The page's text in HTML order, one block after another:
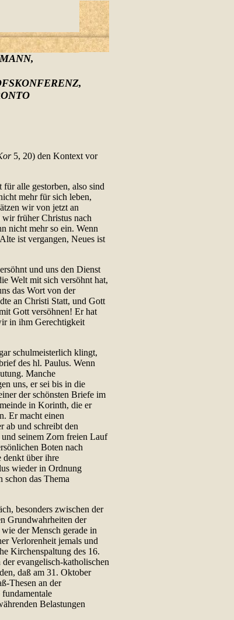
5, 20) den Kontext vor
alle gestorben, also sind
mehr für sich leben,
wir von jetzt an
früher Christus nach
nicht mehr so ein. Wenn
ist vergangen, Neues ist
und uns den Dienst
Welt mit sich versöhnt hat,
das Wort von der
an Christi Statt, und Gott
Gott versöhnen! Er hat
in ihm Gerechtigkeit
schulmeisterlich klingt,
des hl. Paulus. Wenn
Manche
uns, er sei bis in die
der schönsten Briefe im
in Korinth, die er
Er macht einen
ab und schreibt den
seinem Zorn freien Lauf
Boten nach
über ihre
wieder in Ordnung
das Thema
besonders zwischen der
Grundwahrheiten der
der Mensch gerade in
Verlorenheit jemals und
Kirchenspaltung des 16.
evangelisch-katholischen
daß am 31. Oktober
Thesen an der
Belastungen